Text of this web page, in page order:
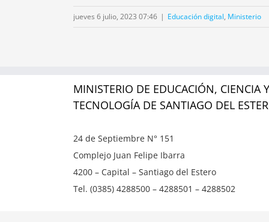
jueves 6 julio, 2023 07:46 | Educación digital, Ministerio
MINISTERIO DE EDUCACIÓN, CIENCIA Y
TECNOLOGÍA DE SANTIAGO DEL
24 de Septiembre N° 151
Complejo Juan Felipe Ibarra
4200 – Capital – Santiago del Estero
Tel. (0385) 4288500 – 4288501 – 4288502